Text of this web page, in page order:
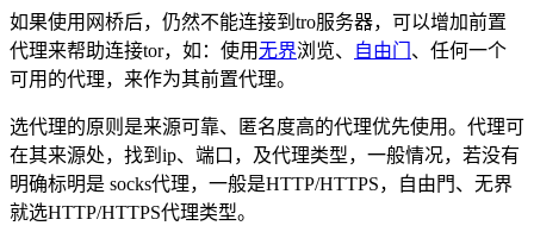
如果使用网桥后，仍然不能连接到tro服务器，可以增加前置
代理来帮助连接tor，如：使用无界浏览、 自由门 、任何一个
可用的代理，来作为其前置代理。
选代理的原则是来源可靠、匿名度高的代理优先使用。代理可
在其来源处，找到ip、端口，及代理类型，一般情况，若没有
明确标明是 socks代理，一般是HTTP/HTTPS，自由門、无界
就选HTTP/HTTPS代理类型。